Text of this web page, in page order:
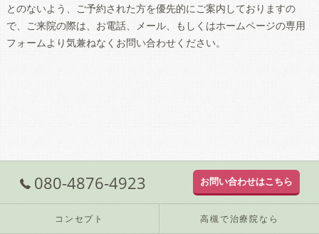
とのないよう、ご予約された方を優先的にご案内しておりますの
で、ご来院の際は、お電話、メール、もしくはホームページの専用
フォームより気兼ねなくお問い合わせください。
080-4876-4923 お問い合わせはこちら
コンセプト 高槻で治療院なら